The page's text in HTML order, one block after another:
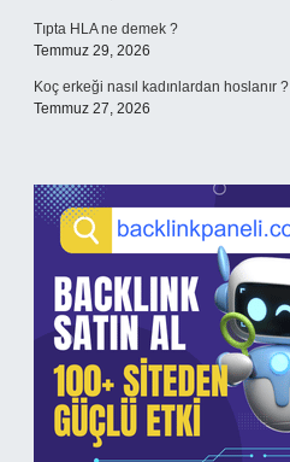
Tıpta HLA ne demek ?
Temmuz 29, 2026
Koç erkeği nasıl kadınlardan hoslanır ?
Temmuz 27, 2026